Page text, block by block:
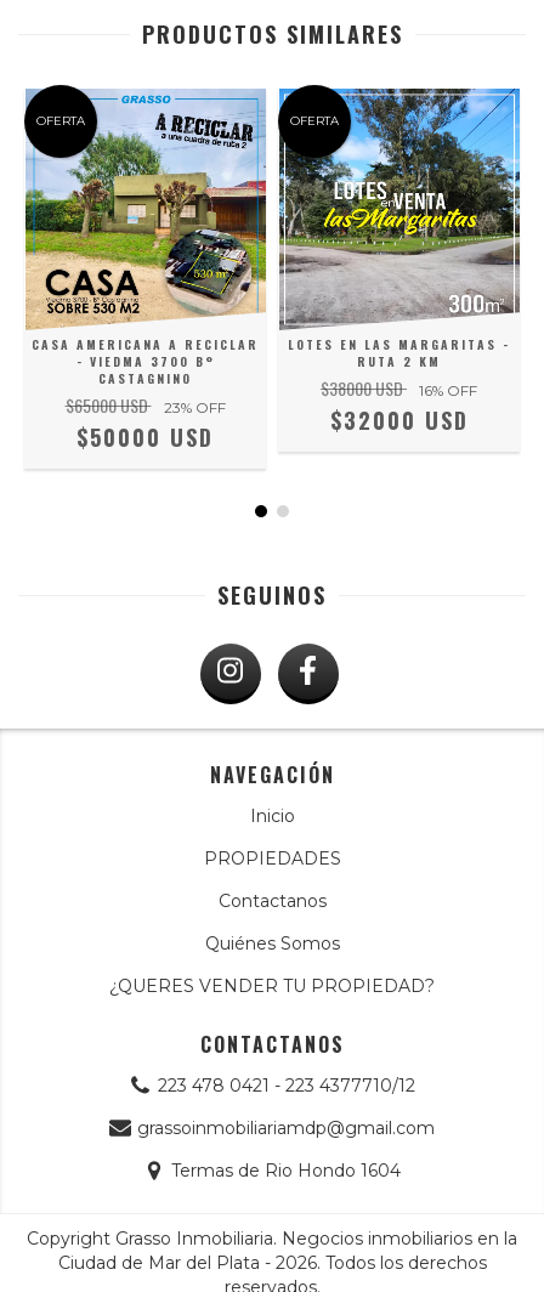
PRODUCTOS SIMILARES
OFERTA
CASA AMERICANA A RECICLAR
- VIEDMA 3700 B°
CASTAGNINO
$65000 USD 23% OFF
$50000 USD
OFERTA
LOTES EN LAS MARGARITAS -
RUTA 2 KM
$38000 USD 16% OFF
$32000 USD
SEGUINOS
NAVEGACIÓN
Inicio
PROPIEDADES
Contactanos
Quiénes Somos
¿QUERES VENDER TU PROPIEDAD?
CONTACTANOS
223 478 0421 - 223 4377710/12
grassoinmobiliariamdp@gmail.com
Termas de Rio Hondo 1604
Copyright Grasso Inmobiliaria. Negocios inmobiliarios en la
Ciudad de Mar del Plata - 2026. Todos los derechos
reservados.